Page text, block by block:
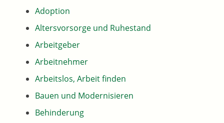
Adoption
Altersvorsorge und Ruhestand
Arbeitgeber
Arbeitnehmer
Arbeitslos, Arbeit finden
Bauen und Modernisieren
Behinderung